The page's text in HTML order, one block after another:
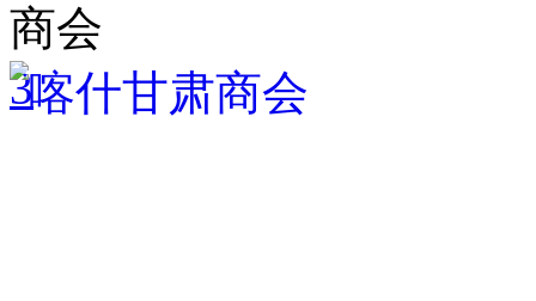
商会
3